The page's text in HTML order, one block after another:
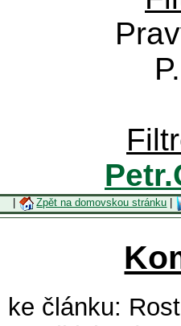
Zpět na domovskou stránku
ke článku: